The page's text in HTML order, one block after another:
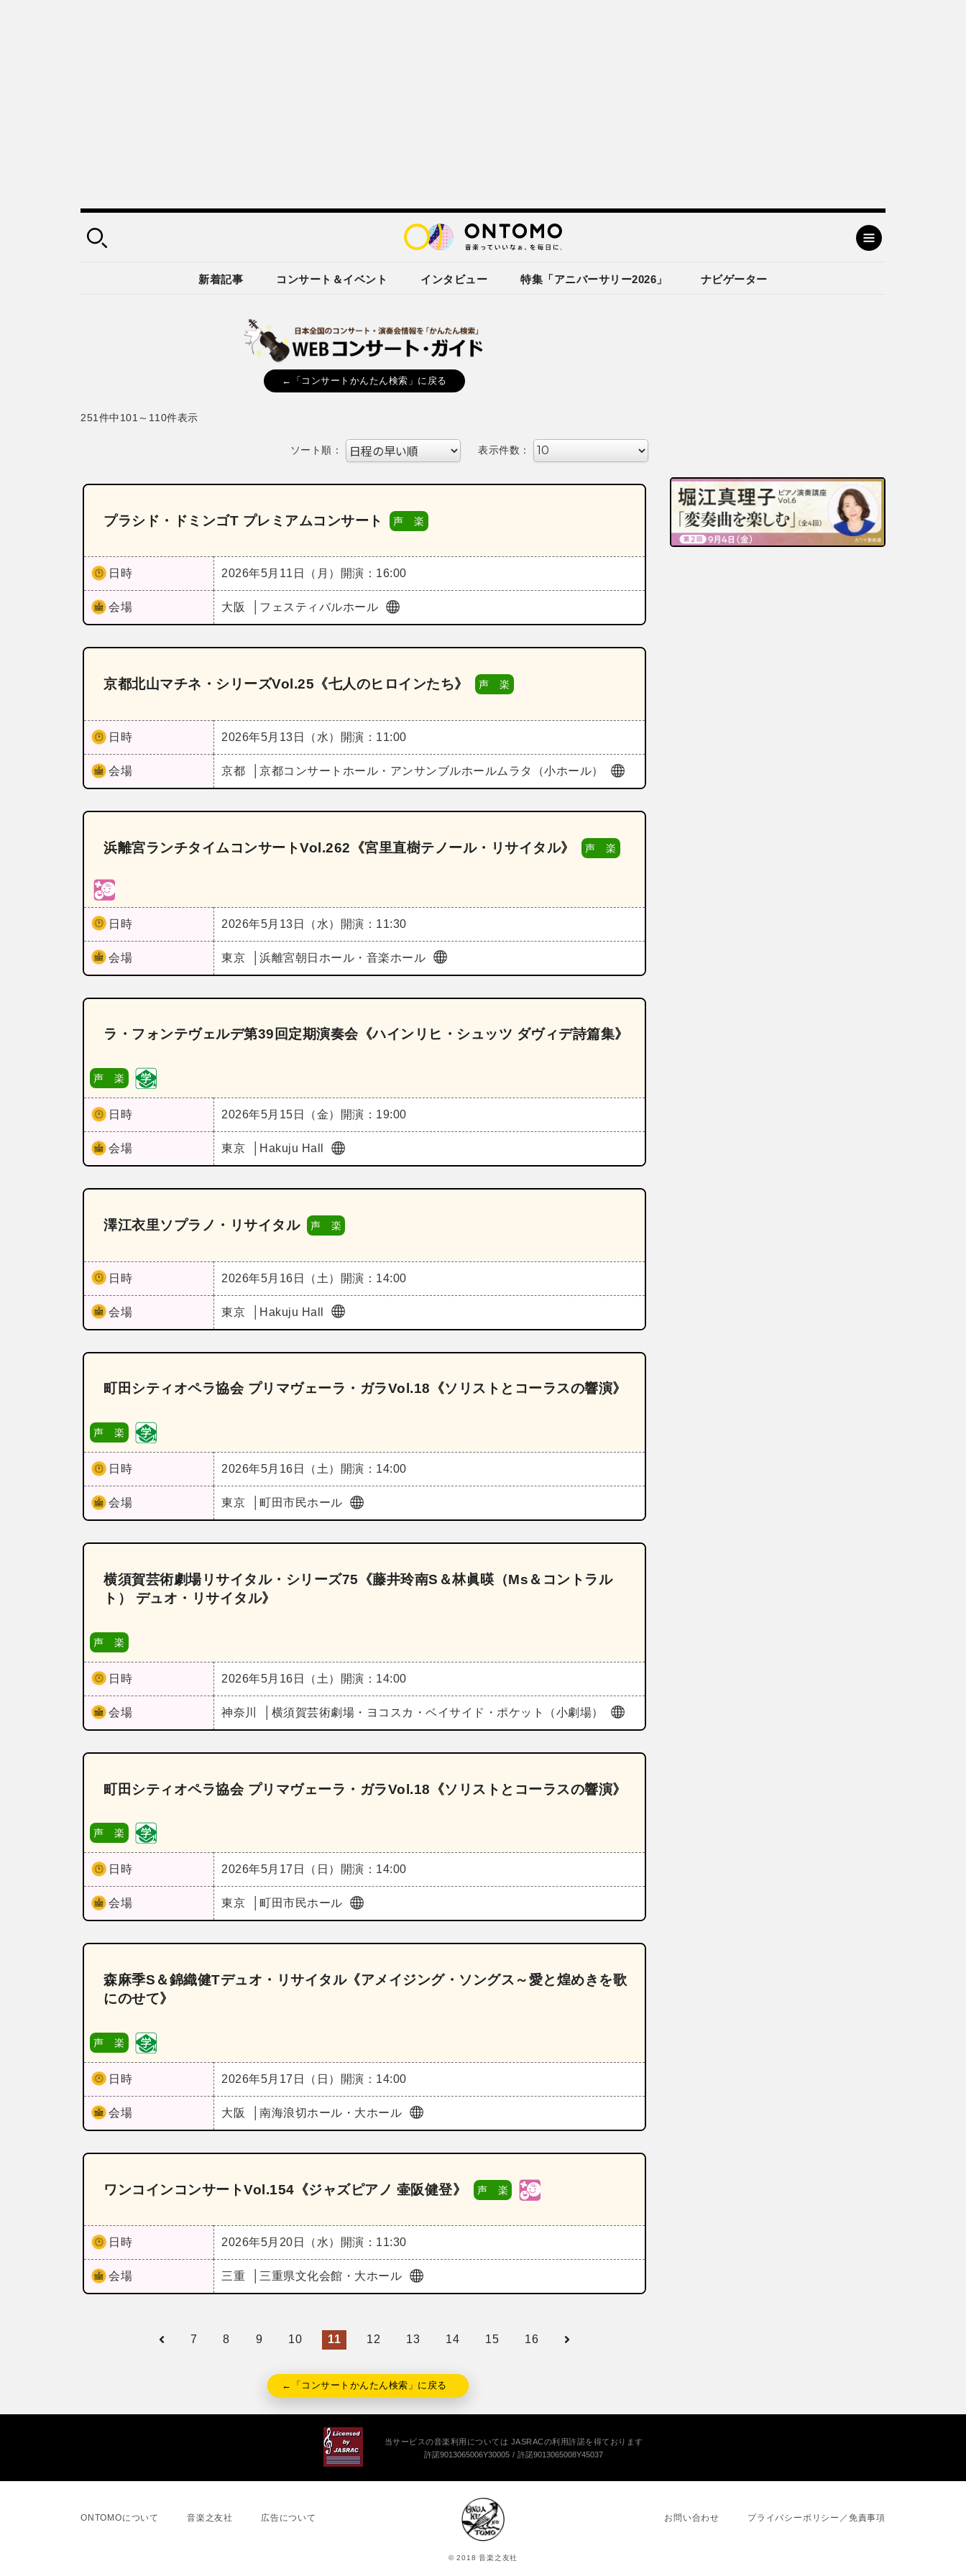
新着記事 コンサート＆イベント インタビュー 特集「アニバーサリー2026」 ナビゲーター
←「コンサートかんたん検索」に戻る
251件中101～110件表示
ソート順： 表示件数：
プラシド・ドミンゴT プレミアムコンサート 声 楽
日時 2026年5月11日（月） 開演：16:00
会場 大阪 フェスティバルホール
京都北山マチネ・シリーズVol.25《七人のヒロインたち》 声 楽
日時 2026年5月13日（水） 開演：11:00
会場 京都 京都コンサートホール・アンサンブルホールムラタ（小ホール）
浜離宮ランチタイムコンサートVol.262《宮里直樹テノール・リサイタル》 声 楽
日時 2026年5月13日（水） 開演：11:30
会場 東京 浜離宮朝日ホール・音楽ホール
ラ・フォンテヴェルデ第39回定期演奏会《ハインリヒ・シュッツ ダヴィデ詩篇集》
声 楽
日時 2026年5月15日（金） 開演：19:00
会場 東京 Hakuju Hall
澤江衣里ソプラノ・リサイタル 声 楽
日時 2026年5月16日（土） 開演：14:00
会場 東京 Hakuju Hall
町田シティオペラ協会 プリマヴェーラ・ガラVol.18《ソリストとコーラスの響演》
声 楽
日時 2026年5月16日（土） 開演：14:00
会場 東京 町田市民ホール
横須賀芸術劇場リサイタル・シリーズ75《藤井玲南S＆林眞暎（Ms＆コントラル
ト） デュオ・リサイタル》
声 楽
日時 2026年5月16日（土） 開演：14:00
会場 神奈川 横須賀芸術劇場・ヨコスカ・ベイサイド・ポケット（小劇場）
町田シティオペラ協会 プリマヴェーラ・ガラVol.18《ソリストとコーラスの響演》
声 楽
日時 2026年5月17日（日） 開演：14:00
会場 東京 町田市民ホール
森麻季S＆錦織健Tデュオ・リサイタル《アメイジング・ソングス～愛と煌めきを歌
にのせて》
声 楽
日時 2026年5月17日（日） 開演：14:00
会場 大阪 南海浪切ホール・大ホール
ワンコインコンサートVol.154《ジャズピアノ 壷阪健登》 声 楽
日時 2026年5月20日（水） 開演：11:30
会場 三重 三重県文化会館・大ホール
7 8 9 10 11 12 13 14 15 16
←「コンサートかんたん検索」に戻る
当サービスの音楽利用については JASRACの利用許諾を得ております
許諾9013065006Y30005
許諾9013065008Y45037
ONTOMOについて 音楽之友社 広告について お問い合わせ プライバシーポリシー／免責事項
© 2018 音楽之友社